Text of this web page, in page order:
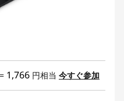
1,766 円相当 今すぐ参加